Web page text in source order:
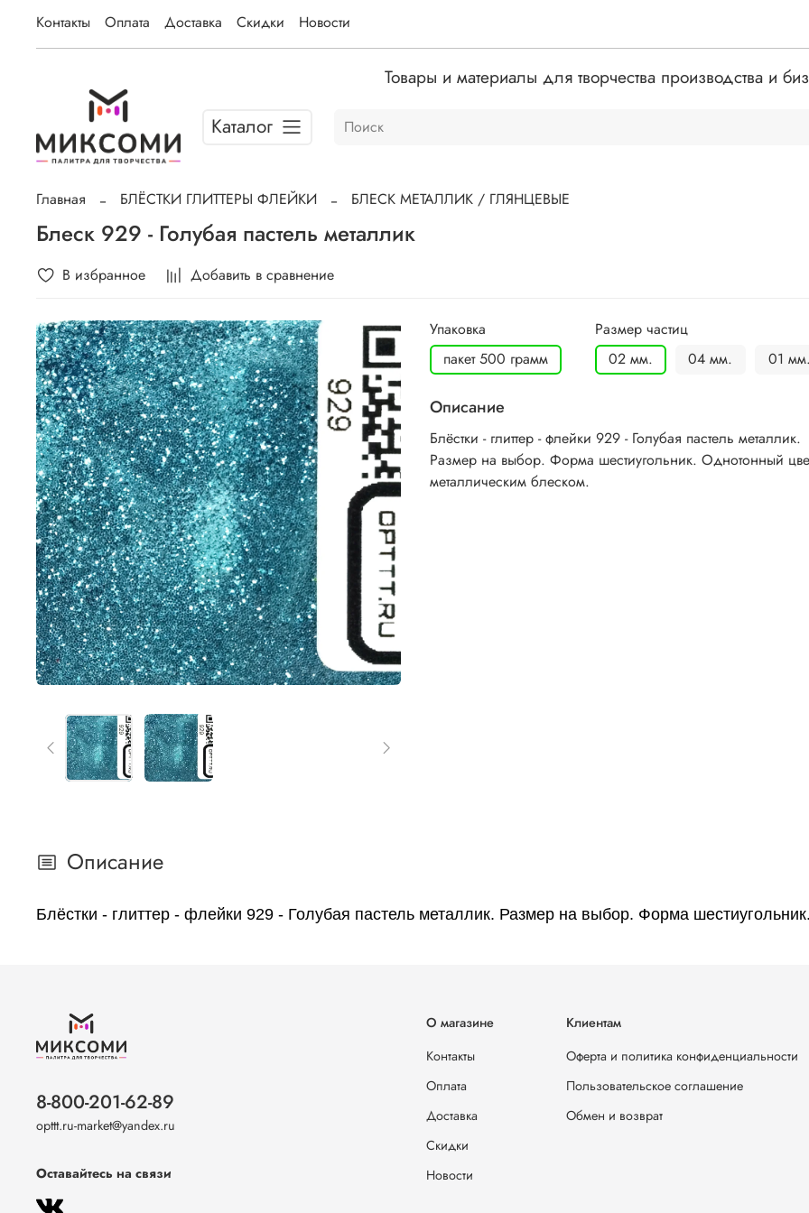
Контакты Оплата Доставка Скидки Новости
Товары и материалы для творчества производства и
Каталог
Главная БЛЁСТКИ ГЛИТТЕРЫ ФЛЕЙКИ БЛЕСК МЕТАЛЛИК / ГЛЯНЦЕВЫЕ
Блеск 929 - Голубая пастель металлик
В избранное Добавить в сравнение
Упаковка
пакет 500 грамм
Размер частиц
02 мм.
04 мм. 01 мм.
Описание
Блёстки - глиттер - флейки 929 - Голубая пастель металлик.
Размер на выбор. Форма шестиугольник. Однотонный
металлическим блеском.
Описание
Блёстки - глиттер - флейки 929 - Голубая пастель металлик. Размер на выбор. Форма
О магазине
Контакты
Оплата
Доставка
Скидки
Новости
Клиентам
Оферта и политика конфиденциальности
Пользовательское соглашение
Обмен и возврат
8-800-201-62-89
opttt.ru-market@yandex.ru
Оставайтесь на связи